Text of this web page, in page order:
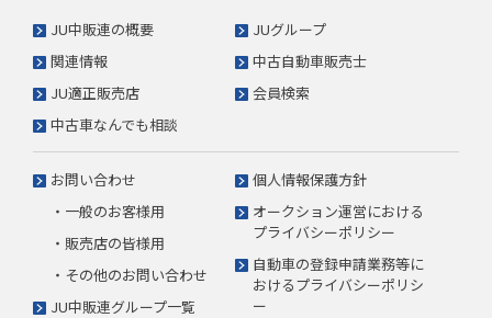
JU中販連の概要
JUグループ
関連情報
中古自動車販売士
JU適正販売店
会員検索
中古車なんでも相談
お問い合わせ
・一般のお客様用
・販売店の皆様用
・その他のお問い合わせ
JU中販連グループ一覧
個人情報保護方針
オークション運営における
プライバシーポリシー
自動車の登録申請業務等に
おけるプライバシーポリシ
ー